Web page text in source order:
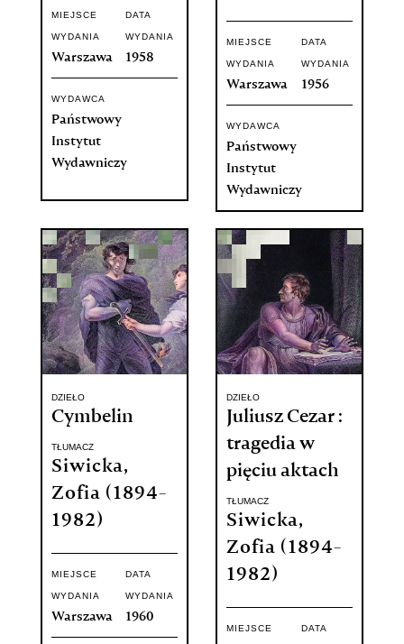
MIEJSCE
WYDANIA
Warszawa
DATA
WYDANIA
1958
WYDAWCA
Państwowy
Instytut
Wydawniczy
MIEJSCE
WYDANIA
Warszawa
DATA
WYDANIA
1956
WYDAWCA
Państwowy
Instytut
Wydawniczy
DZIEŁO
Cymbelin
TŁUMACZ
Siwicka,
Zofia (1894-
1982)
MIEJSCE
WYDANIA
Warszawa
DATA
WYDANIA
1960
DZIEŁO
Juliusz Cezar :
tragedia w
pięciu aktach
TŁUMACZ
Siwicka,
Zofia (1894-
1982)
MIEJSCE DATA